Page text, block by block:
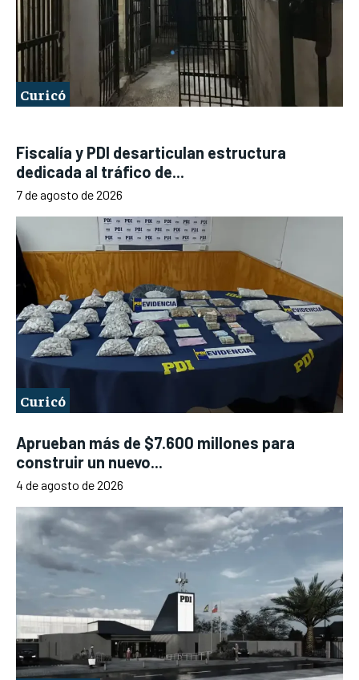
Curicó
Fiscalía y PDI desarticulan estructura
dedicada al tráfico de...
7 de agosto de 2026
Curicó
Aprueban más de $7.600 millones para
construir un nuevo...
4 de agosto de 2026